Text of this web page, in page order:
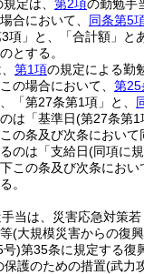
定は、 第2項の勤勉手
合において、 同条第5
項」と、「合計額」と
とする。
第1項の規定による勤
この場合において、 第25
「第27条第1項」と、
は「基準日(第27条第1
の条及び次条において
のは「支給日(同項に
この条及び次条におい
。
当は、災害応急対策若
(大規模災害からの復
号)第35条に規定する復
保護のための措置(武力